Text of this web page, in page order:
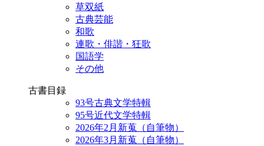
草双紙
古典芸能
和歌
連歌・俳諧・狂歌
国語学
その他
古書目録
93号古典文学特輯
95号近代文学特輯
2026年2月新蒐（自筆物）
2026年3月新蒐（自筆物）